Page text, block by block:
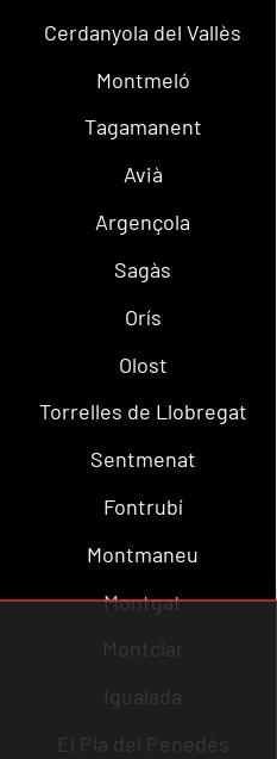
Cerdanyola del Vallès
Montmeló
Tagamanent
Avià
Argençola
Sagàs
Orís
Olost
Torrelles de Llobregat
Sentmenat
Fontrubí
Montmaneu
Montgat
Montclar
Igualada
El Pla del Penedès